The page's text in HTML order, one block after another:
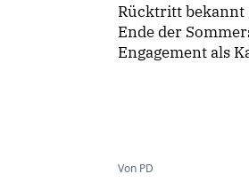
Rücktritt bekannt
Ende der
Engagement als
Von PD